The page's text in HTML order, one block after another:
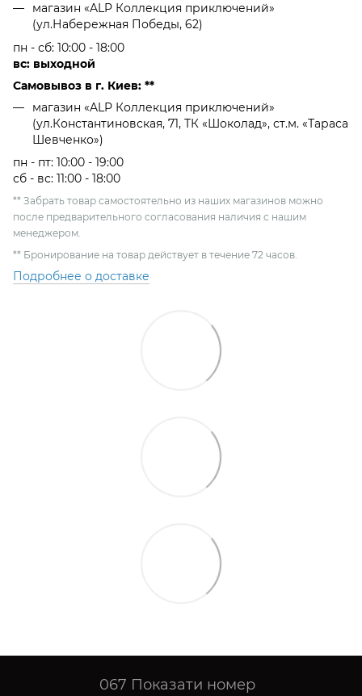
магазин «ALP Коллекция приключений»
(ул.Набережная Победы, 62)
пн - сб: 10:00 - 18:00
вс: выходной
Самовывоз в г. Киев: **
магазин «ALP Коллекция приключений»
(ул.Константиновская, 71, ТК «Шоколад», ст.м. «Тараса
Шевченко»)
пн - пт: 10:00 - 19:00
сб - вс: 11:00 - 18:00
** Забрать товар самостоятельно из наших магазинов можно
после предварительного согласования наличия с нашим
менеджером.
** Бронирование на товар действует в течение 72 часов.
Подробнее о доставке
067 Показати номер